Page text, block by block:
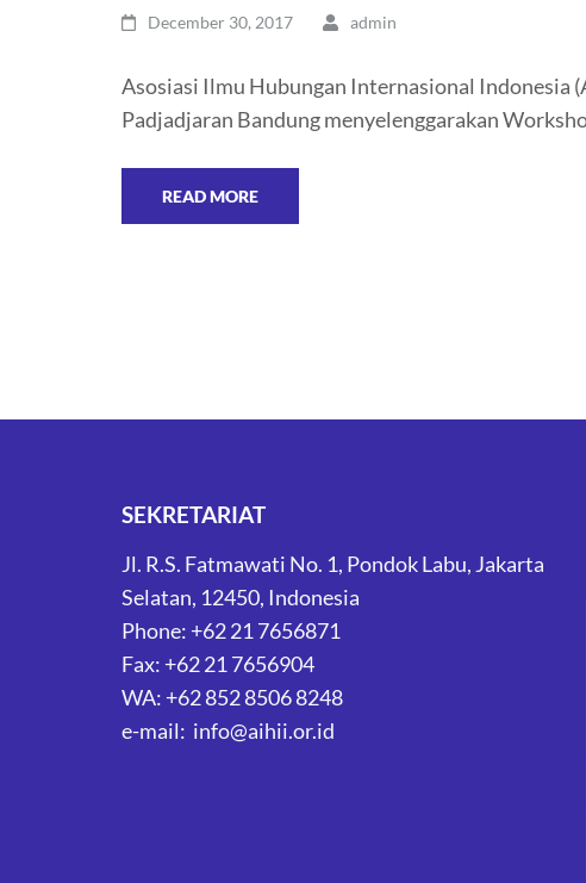
December 30, 2017 admin
Asosiasi Ilmu Hubungan Internasional Indonesia
Padjadjaran Bandung menyelenggarakan
READ MORE
SEKRETARIAT
Jl. R.S. Fatmawati No. 1, Pondok Labu, Jakarta
Selatan, 12450, Indonesia
Phone: +62 21 7656871
Fax: +62 21 7656904
WA: +62 852 8506 8248
e-mail: info@aihii.or.id